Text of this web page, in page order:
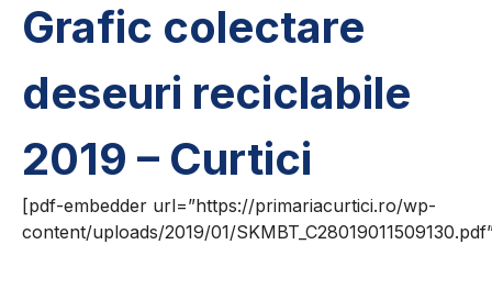
Grafic colectare
deseuri reciclabile
2019 – Curtici
[pdf-embedder url=”https://primariacurtici.ro/wp-
content/uploads/2019/01/